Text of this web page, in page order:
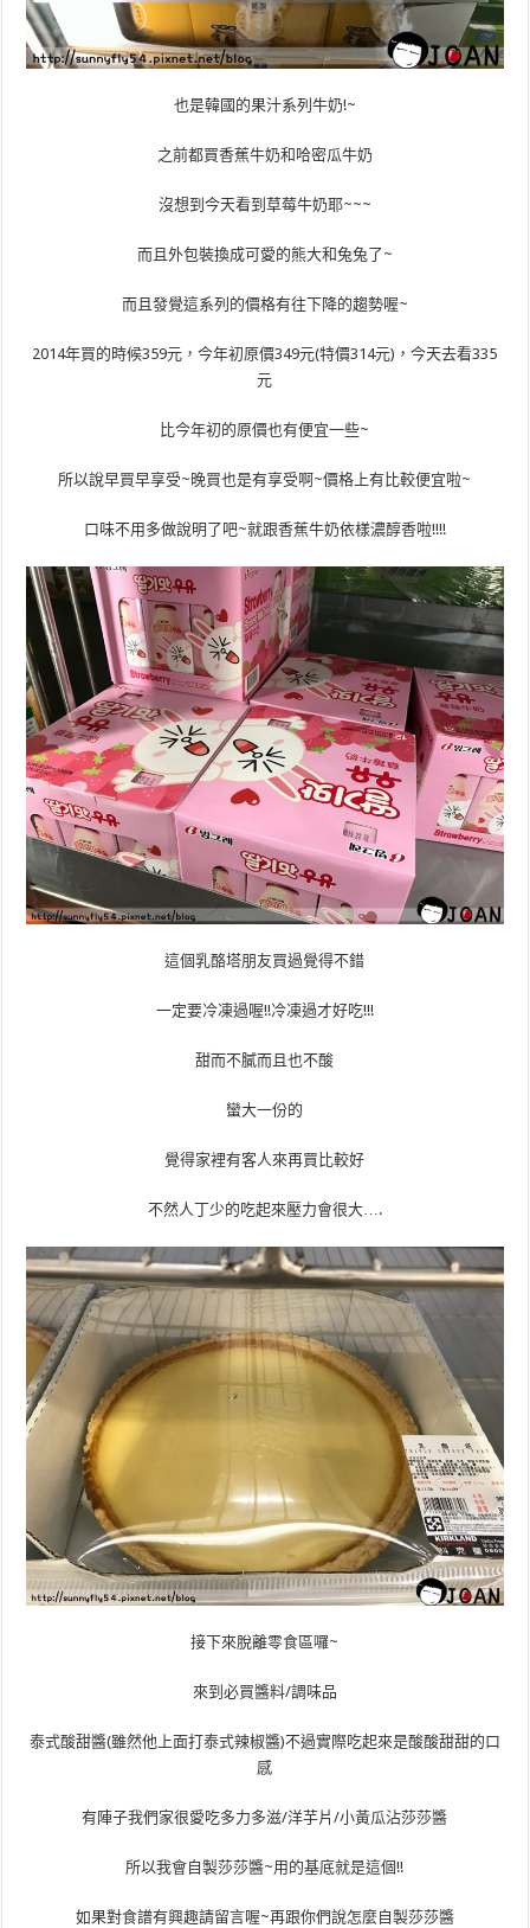
也是韓國的果汁系列牛奶!~
之前都買香蕉牛奶和哈密瓜牛奶
沒想到今天看到草莓牛奶耶~~~
而且外包裝換成可愛的熊大和兔兔了~
而且發覺這系列的價格有往下降的趨勢喔~
2014年買的時候359元，今年初原價349元(特價314元)，今天去看335
元
比今年初的原價也有便宜一些~
所以說早買早享受~晚買也是有享受啊~價格上有比較便宜啦~
口味不用多做說明了吧~就跟香蕉牛奶依樣濃醇香啦!!!!
這個乳酪塔朋友買過覺得不錯
一定要冷凍過喔!!冷凍過才好吃!!!
甜而不膩而且也不酸
蠻大一份的
覺得家裡有客人來再買比較好
不然人丁少的吃起來壓力會很大….
接下來脫離零食區囉~
來到必買醬料/調味品
泰式酸甜醬(雖然他上面打泰式辣椒醬)不過實際吃起來是酸酸甜甜的口
感
有陣子我們家很愛吃多力多滋/洋芋片/小黃瓜沾莎莎醬
所以我會自製莎莎醬~用的基底就是這個!!
如果對食譜有興趣請留言喔~再跟你們說怎麼自製莎莎醬